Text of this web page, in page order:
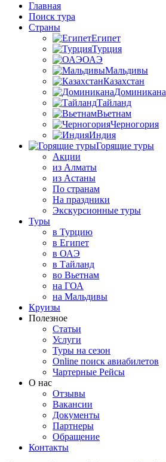
Главная
Поиск тура
Страны
Египет
Турция
ОАЭ
Мальдивы
Казахстан
Доминикана
Тайланд
Вьетнам
Черногория
Индия
Горящие туры
Акции
из Алматы
из Астаны
По странам
На праздники
Экскурсионные туры
Туры
в Турцию
в Египет
в ОАЭ
в Тайланд
во Вьетнам
на ГОА
на Мальдивы
Круизы
Полезное
Статьи
Услуги
Туры на сезон
Online поиск авиабилетов
Чартерные Рейсы
О нас
Отзывы
Вакансии
Документы
Партнеры
Обращение
Контакты